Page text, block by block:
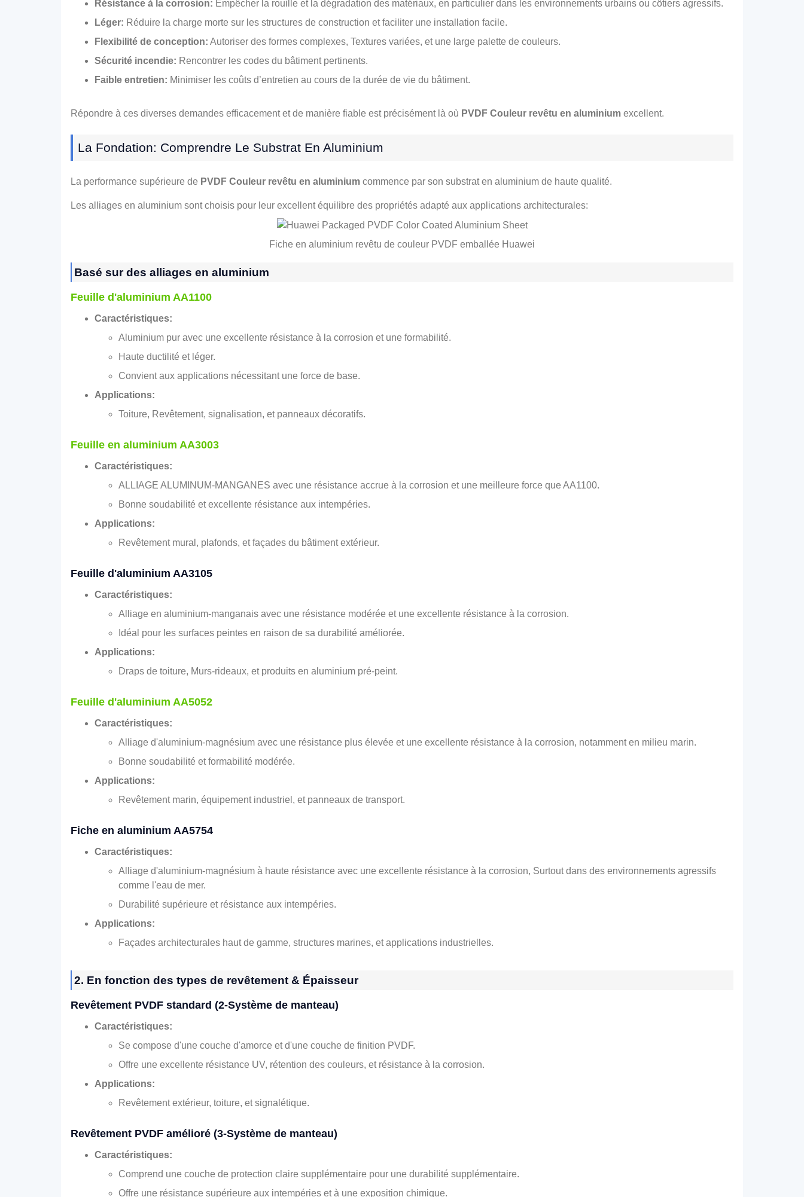
Résistance à la corrosion: Empêcher la rouille et la dégradation des matériaux, en particulier dans les environnements urbains ou côtiers agressifs.
Léger: Réduire la charge morte sur les structures de construction et faciliter une installation facile.
Flexibilité de conception: Autoriser des formes complexes, Textures variées, et une large palette de couleurs.
Sécurité incendie: Rencontrer les codes du bâtiment pertinents.
Faible entretien: Minimiser les coûts d’entretien au cours de la durée de vie du bâtiment.
Répondre à ces diverses demandes efficacement et de manière fiable est précisément là où PVDF Couleur revêtu en aluminium excellent.
La Fondation: Comprendre Le Substrat En Aluminium
La performance supérieure de PVDF Couleur revêtu en aluminium commence par son substrat en aluminium de haute qualité.
Les alliages en aluminium sont choisis pour leur excellent équilibre des propriétés adapté aux applications architecturales:
Fiche en aluminium revêtu de couleur PVDF emballée Huawei
Basé sur des alliages en aluminium
Feuille d'aluminium AA1100
Caractéristiques:
Aluminium pur avec une excellente résistance à la corrosion et une formabilité.
Haute ductilité et léger.
Convient aux applications nécessitant une force de base.
Applications:
Toiture, Revêtement, signalisation, et panneaux décoratifs.
Feuille en aluminium AA3003
Caractéristiques:
ALLIAGE ALUMINUM-MANGANES avec une résistance accrue à la corrosion et une meilleure force que AA1100.
Bonne soudabilité et excellente résistance aux intempéries.
Applications:
Revêtement mural, plafonds, et façades du bâtiment extérieur.
Feuille d'aluminium AA3105
Caractéristiques:
Alliage en aluminium-manganais avec une résistance modérée et une excellente résistance à la corrosion.
Idéal pour les surfaces peintes en raison de sa durabilité améliorée.
Applications:
Draps de toiture, Murs-rideaux, et produits en aluminium pré-peint.
Feuille d'aluminium AA5052
Caractéristiques:
Alliage d'aluminium-magnésium avec une résistance plus élevée et une excellente résistance à la corrosion, notamment en milieu marin.
Bonne soudabilité et formabilité modérée.
Applications:
Revêtement marin, équipement industriel, et panneaux de transport.
Fiche en aluminium AA5754
Caractéristiques:
Alliage d'aluminium-magnésium à haute résistance avec une excellente résistance à la corrosion, Surtout dans des environnements agressifs
comme l'eau de mer.
Durabilité supérieure et résistance aux intempéries.
Applications:
Façades architecturales haut de gamme, structures marines, et applications industrielles.
2. En fonction des types de revêtement & Épaisseur
Revêtement PVDF standard (2-Système de manteau)
Caractéristiques:
Se compose d'une couche d'amorce et d'une couche de finition PVDF.
Offre une excellente résistance UV, rétention des couleurs, et résistance à la corrosion.
Applications:
Revêtement extérieur, toiture, et signalétique.
Revêtement PVDF amélioré (3-Système de manteau)
Caractéristiques:
Comprend une couche de protection claire supplémentaire pour une durabilité supplémentaire.
Offre une résistance supérieure aux intempéries et à une exposition chimique.